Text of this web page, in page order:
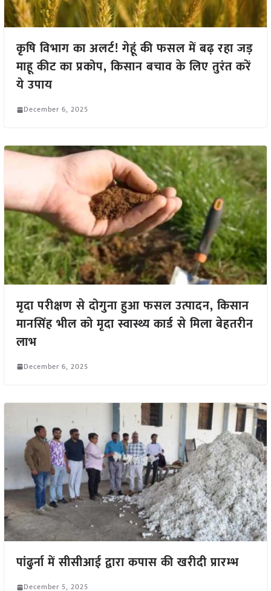
कृषि विभाग का अलर्ट! गेहूं की फसल में बढ़ रहा जड़
माहू कीट का प्रकोप, किसान बचाव के लिए तुरंत करें
ये उपाय
December 6, 2025
मृदा परीक्षण से दोगुना हुआ फसल उत्पादन, किसान
मानसिंह भील को मृदा स्वास्थ्य कार्ड से मिला बेहतरीन
लाभ
December 6, 2025
पांढुर्ना में सीसीआई द्वारा कपास की खरीदी प्रारम्भ
December 5, 2025